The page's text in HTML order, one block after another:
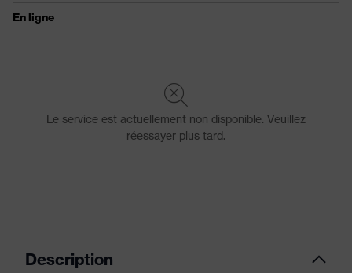
Description